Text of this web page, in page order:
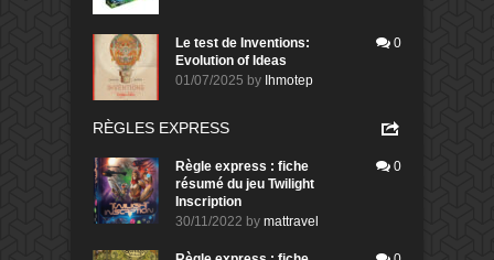
Le test de Inventions:
Evolution of Ideas
01/07/2025 by Ihmotep
0
RÈGLES EXPRESS
Règle express : fiche
résumé du jeu Twilight
Inscription
30/11/2022 by mattravel
0